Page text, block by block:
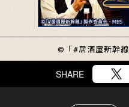
©「#居酒屋新幹
SHARE